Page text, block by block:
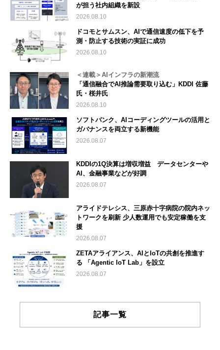
が担う社内組織を新設
2026.08.10
ドコモとサムスン、AIで通信速度の低下を予
測・防止する技術の実証に成功
2026.08.10
＜連載＞AIインフラの新潮流
「通信融合でAI推論需要取り込む」KDDI 佐藤
氏・桜井氏
2026.08.10
ソフトバンク、AIコーディングツールの活用と
ガバナンスを両立する新機能
2026.08.07
KDDIの1Q決算は増収増益 データセンターや
AI、金融事業などが好調
2026.08.07
アライドテレシス、三原赤十字病院の院内ネッ
トワークを刷新 少人数運用でも安定稼働を支
援
2026.08.07
ZETAアライアンス、AIとIoTの共創を推進す
る 「Agentic IoT Lab」を設立
2026.08.07
記事一覧